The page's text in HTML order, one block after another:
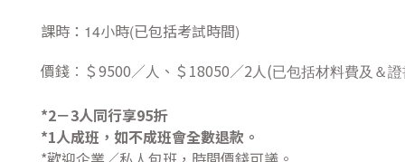
課時： 14小時(已包括考試時間)
價錢︰＄9500／人、＄18050／2人(已包括材料費及＆
*2－3人同行享95折
*1人成班，如不成班會全數退款。